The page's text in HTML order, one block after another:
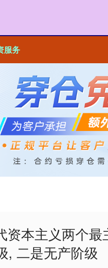
服务
本主义两个
, 二是无产阶级